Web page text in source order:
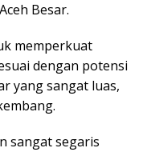
Besar.
memperkuat
dengan potensi
yang sangat luas,
sangat segaris